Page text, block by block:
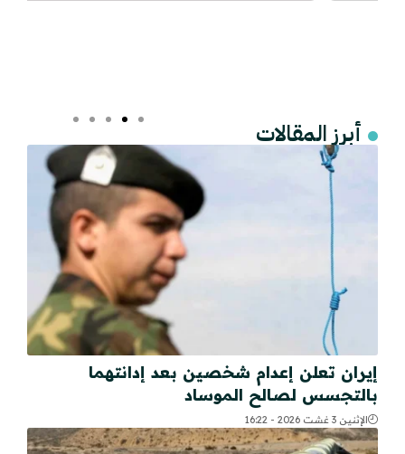
أبرز المقالات
إيران تعلن إعدام شخصين بعد إدانتهما
بالتجسس لصالح الموساد
الإثنين 3 غشت 2026 - 16:22